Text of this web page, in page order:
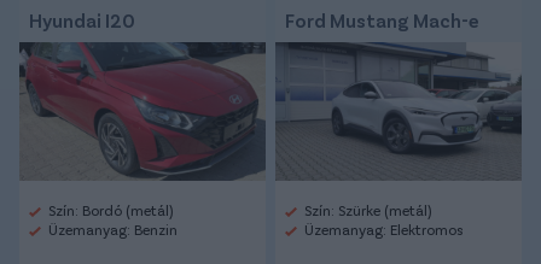
Hyundai I20
Szín: Bordó (metál)
Üzemanyag: Benzin
Ford Mustang Mach-e
Szín: Szürke (metál)
Üzemanyag: Elektromos